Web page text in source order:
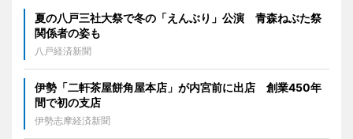
夏の八戸三社大祭で冬の「えんぶり」公演 青森ねぶた祭
関係者の姿も
八戸経済新聞
伊勢「二軒茶屋餅角屋本店」が内宮前に出店 創業450年
間で初の支店
伊勢志摩経済新聞